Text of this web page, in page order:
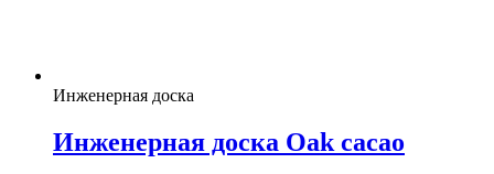
Инженерная доска
Инженерная доска Oak cacao